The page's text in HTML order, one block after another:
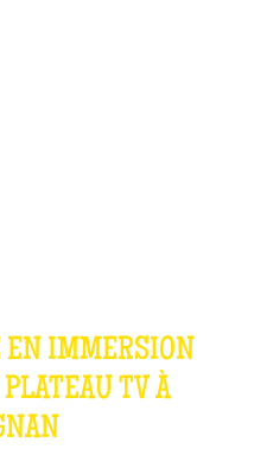
EN IMMERSION
TV À